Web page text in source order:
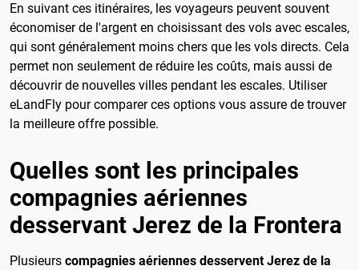
En suivant ces itinéraires, les voyageurs peuvent souvent
économiser de l'argent en choisissant des vols avec escales,
qui sont généralement moins chers que les vols directs. Cela
permet non seulement de réduire les coûts, mais aussi de
découvrir de nouvelles villes pendant les escales. Utiliser
eLandFly pour comparer ces options vous assure de trouver
la meilleure offre possible.
Quelles sont les principales
compagnies aériennes
desservant Jerez de la Frontera
Plusieurs compagnies aériennes desservent Jerez de la